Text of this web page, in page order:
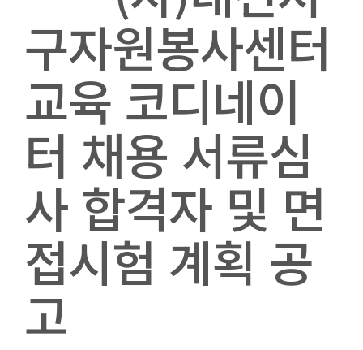
구자원봉사센터
교육 코디네이
터 채용 서류심
사 합격자 및 면
접시험 계획 공
고